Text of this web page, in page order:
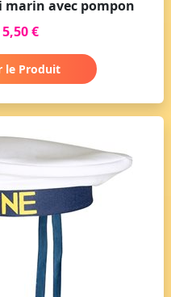
marin avec pompon
5,50 €
le Produit